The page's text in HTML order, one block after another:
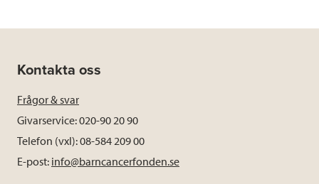
Kontakta oss
Frågor & svar
Givarservice: 020-90 20 90
Telefon (vxl): 08-584 209 00
E-post: info@barncancerfonden.se